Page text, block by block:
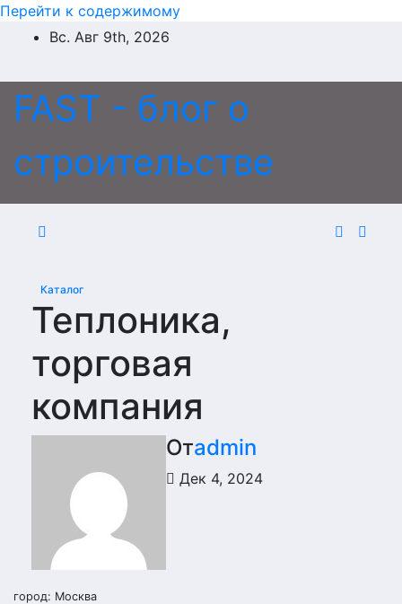
Перейти к содержимому
Вс. Авг 9th, 2026
FAST - блог о
строительстве
Каталог
Теплоника,
торговая
компания
Отadmin
Дек 4, 2024
город: Москва